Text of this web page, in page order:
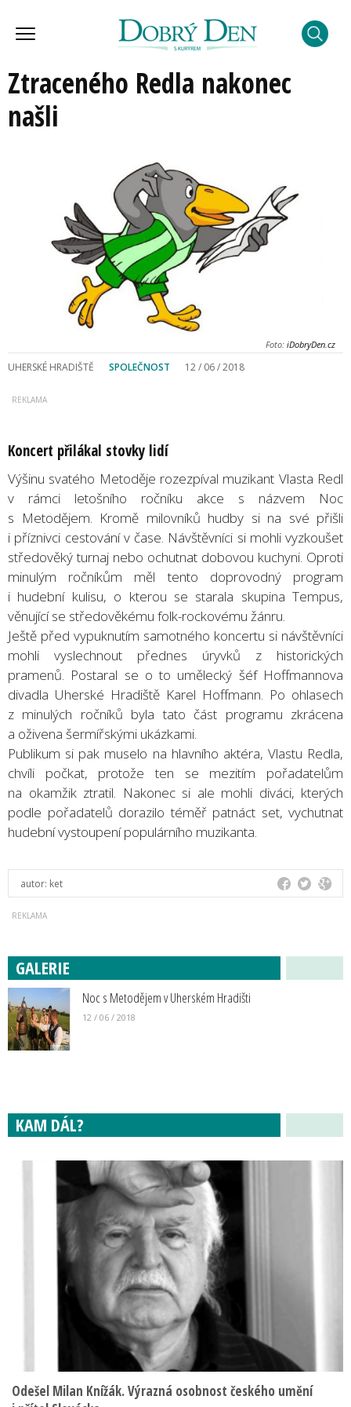
Ztraceného Redla nakonec
našli
Foto: iDobryDen.cz
UHERSKÉ HRADIŠTĚ SPOLEČNOST 12 / 06 / 2018
Koncert přilákal stovky lidí
Výšinu svatého Metoděje rozezpíval muzikant Vlasta Redl
v rámci letošního ročníku akce s názvem Noc
s Metodějem. Kromě milovníků hudby si na své přišli
i příznivci cestování v čase. Návštěvníci si mohli vyzkoušet
středověký turnaj nebo ochutnat dobovou kuchyni. Oproti
minulým ročníkům měl tento doprovodný program
i hudební kulisu, o kterou se starala skupina Tempus,
věnující se středověkému folk-rockovému žánru.
Ještě před vypuknutím samotného koncertu si návštěvníci
mohli vyslechnout přednes úryvků z historických
pramenů. Postaral se o to umělecký šéf Hoffmannova
divadla Uherské Hradiště Karel Hoffmann. Po ohlasech
z minulých ročníků byla tato část programu zkrácena
a oživena šermířskými ukázkami.
Publikum si pak muselo na hlavního aktéra, Vlastu Redla,
chvíli počkat, protože ten se mezitím pořadatelům
na okamžik ztratil. Nakonec si ale mohli diváci, kterých
podle pořadatelů dorazilo téměř patnáct set, vychutnat
hudební vystoupení populárního muzikanta.
autor: ket
GALERIE
Noc s Metodějem v Uherském Hradišti
12 / 06 / 2018
KAM DÁL?
Odešel Milan Knížák. Výrazná osobnost českého umění